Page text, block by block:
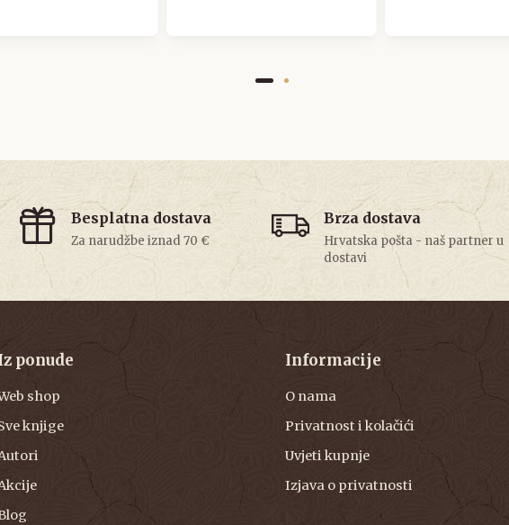
Besplatna dostava
Za narudžbe iznad 70 €
Brza dostava
Hrvatska pošta - naš partner u
dostavi
ponude
shop
knjige
Informacije
O nama
Privatnost i kolačići
Uvjeti kupnje
Izjava o privatnosti